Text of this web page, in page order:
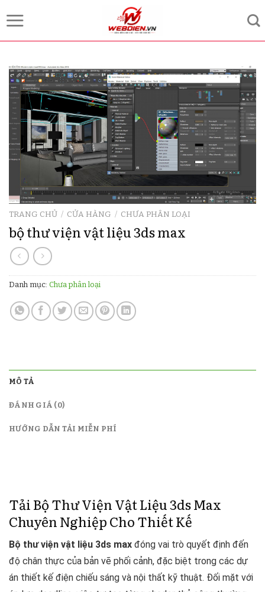
to
TRANG CHỦ / CỬA HÀNG / CHƯA PHÂN LOẠI
bộ thư viện vật liệu 3ds max
Danh mục: Chưa phân loại
MÔ TẢ
ĐÁNH GIÁ (0)
HƯỚNG DẪN TẢI MIỄN PHÍ
Tải Bộ Thư Viện Vật Liệu 3ds Max
Chuyên Nghiệp Cho Thiết Kế
Bộ thư viện vật liệu 3ds max đóng vai trò quyết định đến
độ chân thực của bản vẽ phối cảnh, đặc biệt trong các dự
án thiết kế điện chiếu sáng và nội thất kỹ thuật. Đối mặt với